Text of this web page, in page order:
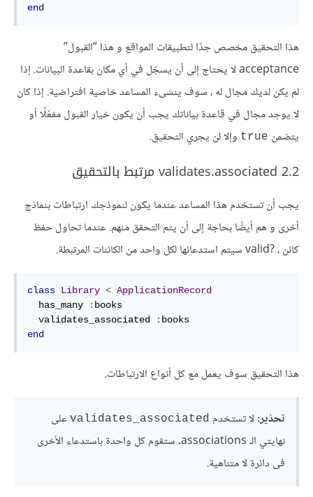
end
هذا التحقيق مخصص جدًا لتطبيقات المواقع و هذا “القبول”
acceptance لا يحتاج إلى أن يسجّل في أي مكان بقاعدة البيانات. إذا
لم يكن لديك مجال له ، سوف ينشىء المساعد خاصية افتراضية. إذا كان
لا يوجد مجال في قاعدة بياناتك يجب أن يكون خيار القبول مفعّلًا أو
يتضمن true وإلا لن يجري التحقيق.
2.2 validates.associated مرتبط بالتحقيق
يجب أن تستخدم هذا المساعد عندما يكون لنموذجك ارتباطات بنماذج
أخرى و هم أيضًا بحاجة إلى أن يتم التحقق منهم. عندما تحاول حفظ
كائن ، ?valid سيتم استدعائها لكل واحد من الكائنات المرتبطة.
class Library < ApplicationRecord
  has_many
: books
  validates_associated
: books
end
هذا التحقيق سوف يعمل مع كل أنواع الارتباطات.
تحذير:لا تستخدم validates_associated على
نهايتي الـ associations. ستقوم كل واحدة باستدعاء الأخرى
فى دائرة لا متناهية.